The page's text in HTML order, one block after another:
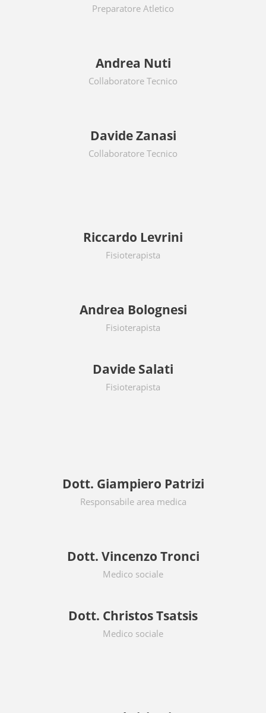
Preparatore Atletico
Andrea Nuti
Collaboratore Tecnico
Davide Zanasi
Collaboratore Tecnico
Riccardo Levrini
Fisioterapista
Andrea Bolognesi
Fisioterapista
Davide Salati
Fisioterapista
Dott. Giampiero Patrizi
Responsabile area medica
Dott. Vincenzo Tronci
Medico sociale
Dott. Christos Tsatsis
Medico sociale